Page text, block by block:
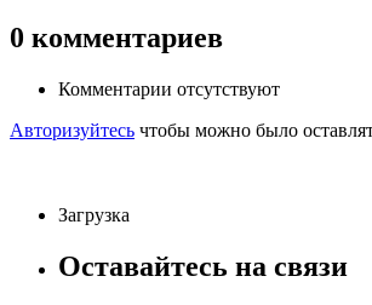
0 комментариев
Комментарии отсутствуют
Авторизуйтесь чтобы можно было
Загрузка
Оставайтесь на связи